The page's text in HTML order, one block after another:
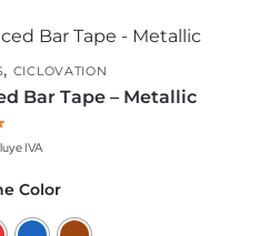
, CICLOVATION
Bar Tape – Metallic
IVA
Color